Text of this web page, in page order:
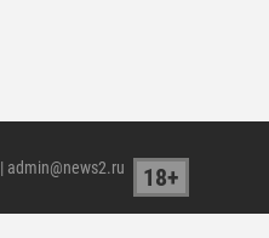
| admin@news2.ru 18+